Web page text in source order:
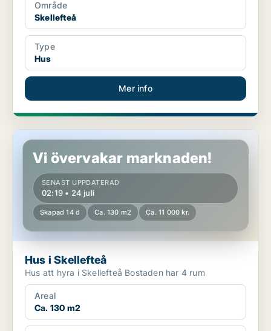
Område
Skellefteå
Type
Hus
Mer info
Hus i Skellefteå
Vi övervakar marknaden!
SENAST UPPDATERAD
02:19 • 24 juli
Skapad 14 d Ca. 130 m2 Ca. 11 000 kr.
Hus i Skellefteå
Hus att hyra i Skellefteå Bostaden har 4 rum
Areal
Ca. 130 m2